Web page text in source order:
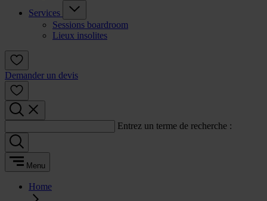
Services
Sessions boardroom
Lieux insolites
Demander un devis
Entrez un terme de recherche :
Menu
Home